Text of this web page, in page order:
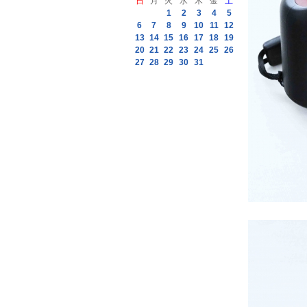
1
2 3 4
5
6
7 8 9 10 11
12
13 14 15 16 17 18 19
20 21 22 23 24 25 26
27 28 29 30 31